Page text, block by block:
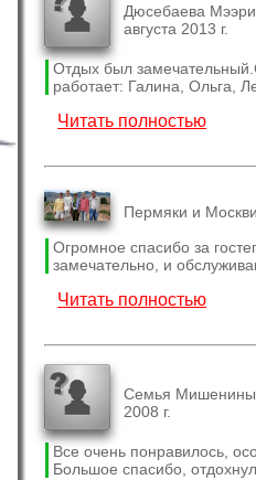
Дюсебаева
августа 2013 г.
Отдых был
работает: Галина, Ольга,
Читать полностью
Пермяки и
Огромное спасибо за
замечательно, и
Читать полностью
Семья
2008 г.
Все очень понравилось,
Большое спасибо,